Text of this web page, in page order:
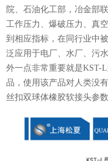
院、石油化工部，冶金部
工作压力、爆破压力、真
到相应指标，在同行业中
泛应用于电厂、水厂、污
外一点非常重要就是KST-
品，使用该产品对人类没
丝扣双球体橡胶软接头参数